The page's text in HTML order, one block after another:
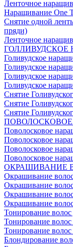
Ленточное
Наращивание One
Снятие одной
пряди)
Ленточное
Голивудское
Голивудское
Голивудское
Голивудское
Снятие
Снятие
Снятие
Поволосковое
Поволосковое
Поволосковое
Поволосковое
ОКРАШИВАНИЕ
Окрашивание
Окрашивание
Окрашивание
Окрашивание
Тонирование
Тонирование
Тонирование
Блондирование